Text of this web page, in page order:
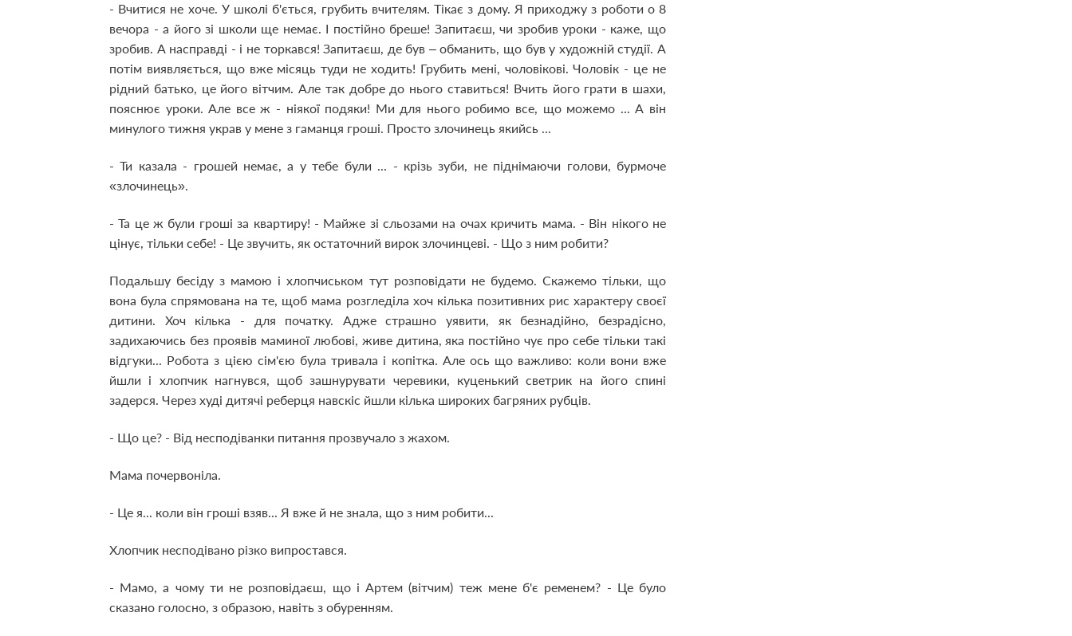
- Вчитися не хоче. У школі б'ється, грубить вчителям. Тікає з дому. Я приходжу з роботи о 8
вечора - а його зі школи ще немає. І постійно бреше! Запитаєш, чи зробив уроки - каже, що
зробив. А насправді - і не торкався! Запитаєш, де був – обманить, що був у художній студії. А
потім виявляється, що вже місяць туди не ходить! Грубить мені, чоловікові. Чоловік - це не
рідний батько, це його вітчим. Але так добре до нього ставиться! Вчить його грати в шахи,
пояснює уроки. Але все ж - ніякої подяки! Ми для нього робимо все, що можемо ... А він
минулого тижня украв у мене з гаманця гроші. Просто злочинець якийсь ...
- Ти казала - грошей немає, а у тебе були ... - крізь зуби, не піднімаючи голови, бурмоче
«злочинець».
- Та це ж були гроші за квартиру! - Майже зі сльозами на очах кричить мама. - Він нікого не
цінує, тільки себе! - Це звучить, як остаточний вирок злочинцеві. - Що з ним робити?
Подальшу бесіду з мамою і хлопчиськом тут розповідати не будемо. Скажемо тільки, що
вона була спрямована на те, щоб мама розгледіла хоч кілька позитивних рис характеру своєї
дитини. Хоч кілька - для початку. Адже страшно уявити, як безнадійно, безрадісно,
задихаючись без проявів маминої любові, живе дитина, яка постійно чує про себе тільки такі
відгуки... Робота з цією сім'єю була тривала і копітка. Але ось що важливо: коли вони вже
йшли і хлопчик нагнувся, щоб зашнурувати черевики, куценький светрик на його спині
задерся. Через худі дитячі реберця навскіс йшли кілька широких багряних рубців.
- Що це? - Від несподіванки питання прозвучало з жахом.
Мама почервоніла.
- Це я... коли він гроші взяв... Я вже й не знала, що з ним робити...
Хлопчик несподівано різко випростався.
- Мамо, а чому ти не розповідаєш, що і Артем (вітчим) теж мене б'є ременем? - Це було
сказано голосно, з образою, навіть з обуренням.